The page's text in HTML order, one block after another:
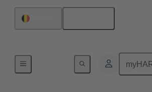
Raccordement carte mère à carte fille